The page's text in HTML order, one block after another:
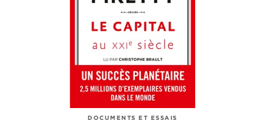
DOCUMENTS ET ESSAIS